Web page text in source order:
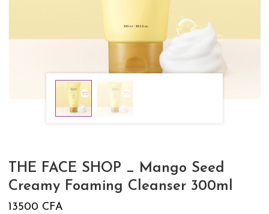
THE FACE SHOP _ Mango Seed
Creamy Foaming Cleanser 300ml
13500 CFA